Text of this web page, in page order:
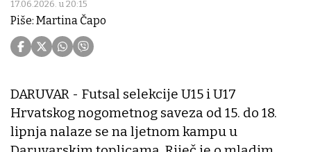
17.06.2026. u 20:15
Piše: Martina Čapo
DARUVAR - Futsal selekcije U15 i U17
Hrvatskog nogometnog saveza od 15. do 18.
lipnja nalaze se na ljetnom kampu u